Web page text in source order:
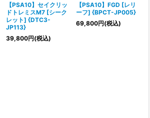
【PSA10】セイクリッ
ドトレミスM7 [シーク
レット] {DTC3-
JP113}
39,800円(税込)
【PSA10】FGD [レリ
ーフ] {BPCT-JP005}
69,800円(税込)